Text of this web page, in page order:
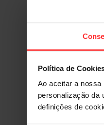
Política de
Ao aceitar a
personalização da
definições de